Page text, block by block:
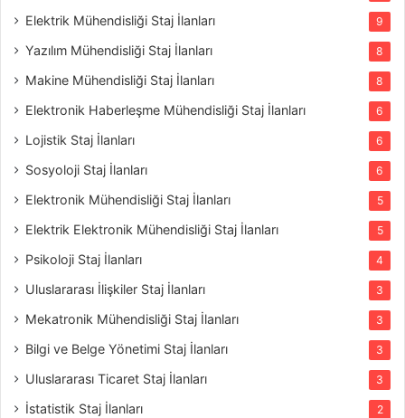
Elektrik Mühendisliği Staj İlanları 9
Yazılım Mühendisliği Staj İlanları 8
Makine Mühendisliği Staj İlanları 8
Elektronik Haberleşme Mühendisliği Staj İlanları 6
Lojistik Staj İlanları 6
Sosyoloji Staj İlanları 6
Elektronik Mühendisliği Staj İlanları 5
Elektrik Elektronik Mühendisliği Staj İlanları 5
Psikoloji Staj İlanları 4
Uluslararası İlişkiler Staj İlanları 3
Mekatronik Mühendisliği Staj İlanları 3
Bilgi ve Belge Yönetimi Staj İlanları 3
Uluslararası Ticaret Staj İlanları 3
İstatistik Staj İlanları 2